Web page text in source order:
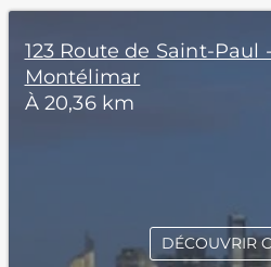
123 Route de Saint-Paul
Montélimar
À 20,36 km
DÉCOUVRIR